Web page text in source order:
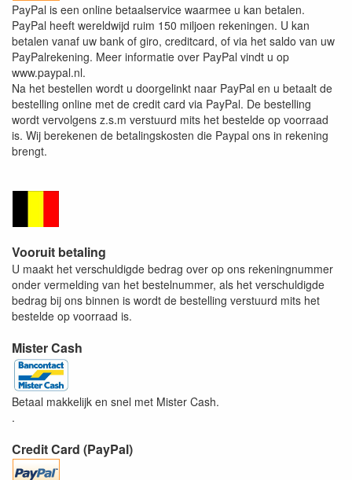
PayPal is een online betaalservice waarmee u kan betalen.
PayPal heeft wereldwijd ruim 150 miljoen rekeningen. U kan
betalen vanaf uw bank of giro, creditcard, of via het saldo van uw
PayPalrekening. Meer informatie over PayPal vindt u op
www.paypal.nl.
Na het bestellen wordt u doorgelinkt naar PayPal en u betaalt de
bestelling online met de credit card via PayPal. De bestelling
wordt vervolgens z.s.m verstuurd mits het bestelde op voorraad
is. Wij berekenen de betalingskosten die Paypal ons in rekening
brengt.
Vooruit betaling
U maakt het verschuldigde bedrag over op ons rekeningnummer
onder vermelding van het bestelnummer, als het verschuldigde
bedrag bij ons binnen is wordt de bestelling verstuurd mits het
bestelde op voorraad is.
Mister Cash
Betaal makkelijk en snel met Mister Cash.
.
Credit Card (PayPal)